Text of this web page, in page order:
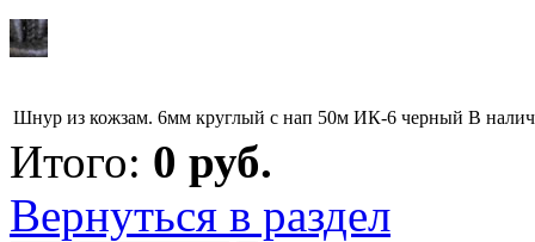
Шнур из кожзам. 6мм круглый с нап 50м ИК-6 черный В
Итого: 0 руб.
Вернуться в раздел